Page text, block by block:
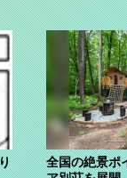
全国の絶景ポ